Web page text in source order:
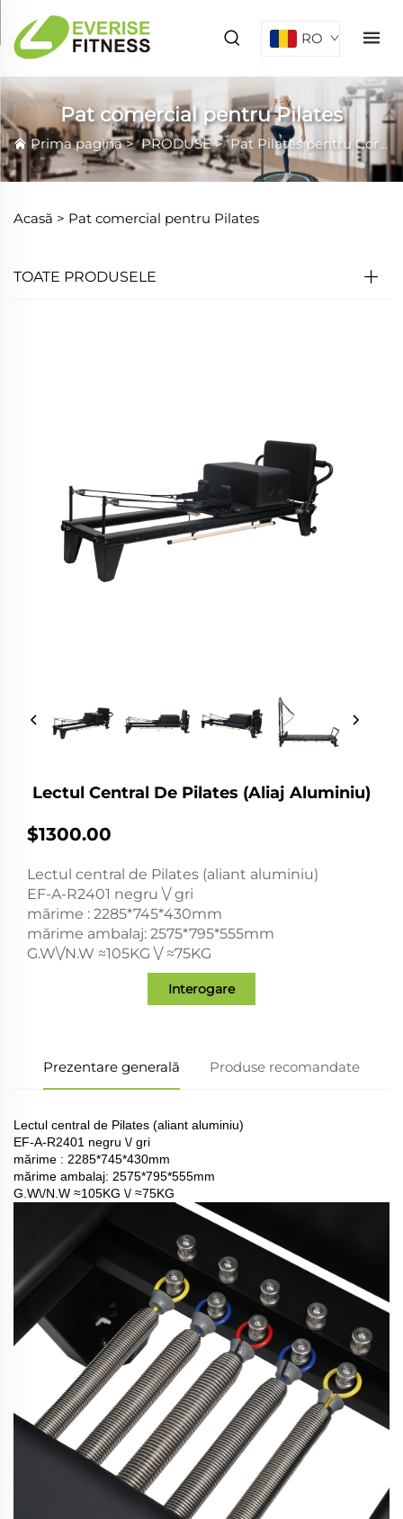
RO
Pat comercial pentru Pilates
Prima pagină>PRODUSE>Pat Pilates pentru Core
Acasă > Pat comercial pentru Pilates
TOATE PRODUSELE
Lectul Central De Pilates (Aliaj Aluminiu)
$1300.00
Lectul central de Pilates (aliant aluminiu)
EF-A-R2401 negru \/ gri
mărime : 2285*745*430mm
mărime ambalaj: 2575*795*555mm
G.W\/N.W ≈105KG \/ ≈75KG
Interogare
Prezentare generală Produse recomandate
Lectul central de Pilates (aliant aluminiu)
EF-A-R2401 negru \/ gri
mărime : 2285*745*430mm
mărime ambalaj: 2575*795*555mm
G.W\/N.W ≈105KG \/ ≈75KG